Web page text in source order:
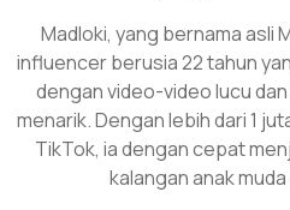
Madloki, yang bernama asli
influencer berusia 22 tahun
dengan video-video lucu
menarik. Dengan lebih dari 1
TikTok, ia dengan cepat
kalangan anak